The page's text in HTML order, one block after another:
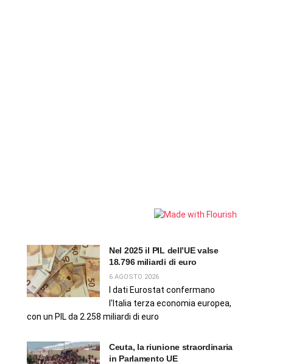
Nel 2025 il PIL dell’UE valse
18.796 miliardi di euro
6 AGOSTO 2026
I dati Eurostat confermano
l'Italia terza economia europea,
con un PIL da 2.258 miliardi di euro
Ceuta, la riunione straordinaria
in Parlamento UE